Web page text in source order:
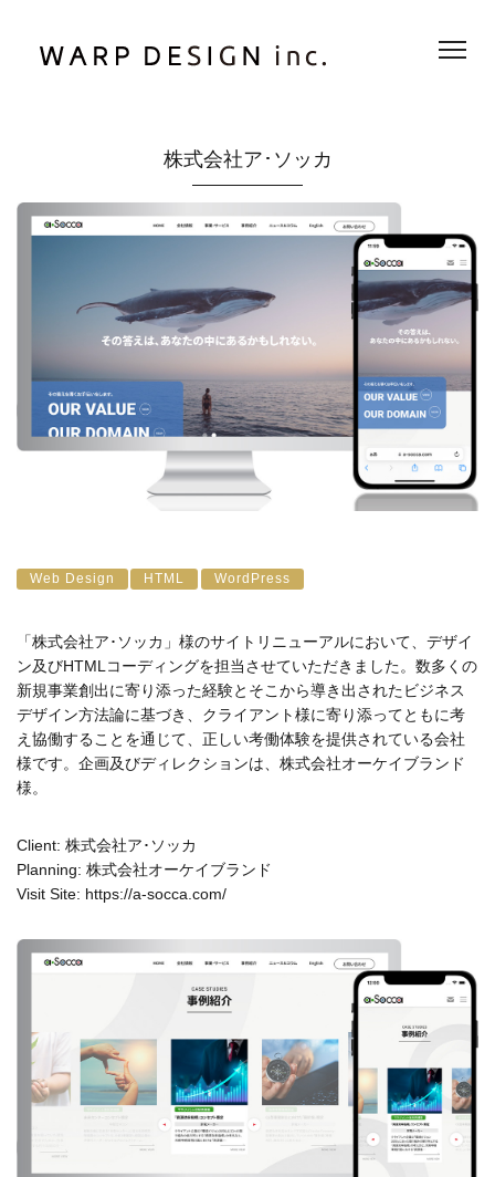
株式会社ア･ソッカ
Web Design HTML WordPress
「株式会社ア･ソッカ」様のサイトリニューアルにおいて、デザイ
ン及びHTMLコーディングを担当させていただきました。数多くの
新規事業創出に寄り添った経験とそこから導き出されたビジネス
デザイン方法論に基づき、クライアント様に寄り添ってともに考
え協働することを通じて、正しい考働体験を提供されている会社
様です。企画及びディレクションは、株式会社オーケイブランド
様。
Client: 株式会社ア･ソッカ
Planning: 株式会社オーケイブランド
Visit Site: https://a-socca.com/